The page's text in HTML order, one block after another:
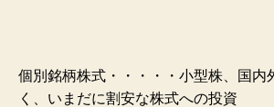
個別銘柄株式・・・・・小型株、国内
く、いまだに割安な株式への投資